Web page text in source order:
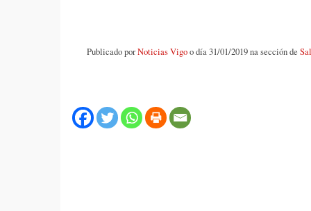
Publicado porNoticias Vigoo día 31/01/2019 na sección de